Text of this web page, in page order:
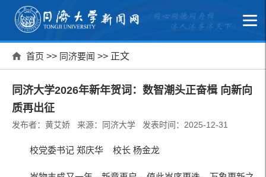
首页 >> 同济要闻 >> 正文
同济大学2026年新年贺词：数智潮头正奋楫 向新向
质再出征
发布者：黄艾娇 来源：同济大学 发表时间：2025-12-31
校党委书记 郑庆华 校长 杨金龙